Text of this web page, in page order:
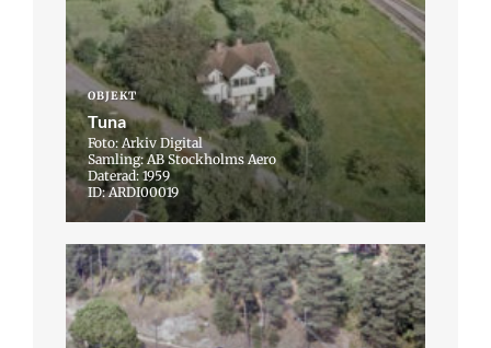
OBJEKT
Tuna
Foto: Arkiv Digital
Samling: AB Stockholms Aero
Daterad: 1959
ID: ARDI00019